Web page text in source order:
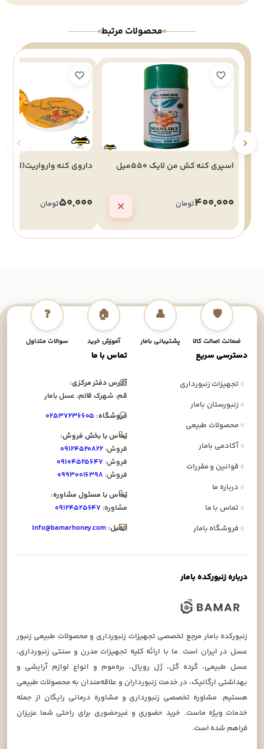
محصولات مرتبط
اسپری کنه کش من لایک 550میل
400,000تومان
داروی کنه
50,000تومان
🛡️
ضمانت اصالت کالا
👤
پشتیبانی بامار
🏠
آموزش خرید
❓
سوالات متداول
دسترسی سریع
»تجهیزات زنبورداری
»زنبورستان بامار
»محصولات طبیعی
»آکادمی بامار
»قوانین و مقررات
»درباره ما
»تماس با ما
»فروشگاه بامار
تماس با ما
آدرس دفتر مرکزی:
قم، شهرک قائم، عسل بامار
فروشگاه: ۰۲۵۳۷۲۳۶۶۰۵
تماس با بخش فروش:
فروش: ۰۹۱۲۴۵۲۰۸۲۲
فروش: ۰۹۱۰۴۵۲۵۶۴۷
فروش: ۰۹۹۳۰۰۱۶۳۹۸
تماس با مسئول مشاوره:
مشاوره: ۰۹۱۲۴۵۲۵۶۴۷
ایمیل: info@bamarhoney.com
درباره زنبورکده بامار
زنبورکده بامار مرجع تخصصی تجهیزات زنبورداری و محصولات طبیعی زنبور
عسل در ایران است. ما با ارائه کلیه تجهیزات مدرن و سنتی زنبورداری،
عسل طبیعی، گرده گل، ژل رویال، بره‌موم و انواع لوازم آرایشی و
بهداشتی ارگانیک، در خدمت زنبورداران و علاقه‌مندان به محصولات طبیعی
هستیم. مشاوره تخصصی زنبورداری و مشاوره درمانی رایگان از جمله
خدمات ویژه ماست. خرید حضوری و غیرحضوری برای راحتی شما عزیزان
فراهم شده است.